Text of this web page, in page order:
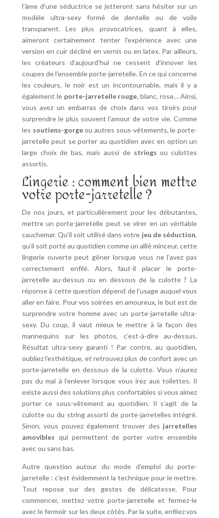
l’âme d’une séductrice se jetteront sans hésiter sur un
modèle ultra-sexy formé de dentelle ou de voile
transparent. Les plus provocatrices, quant à elles,
aimeront certainement tenter l’expérience avec une
version en cuir décliné en vernis ou en latex. Par ailleurs,
les créateurs d’aujourd’hui ne cessent d’innover les
coupes de l’ensemble porte-jarretelle. En ce qui concerne
les couleurs, le noir est un incontournable, mais il y a
également le porte-jarretelle rouge, blanc, rose… Ainsi,
vous avez un embarras de choix dans vos tiroirs pour
surprendre le plus souvent l’amour de votre vie. Comme
les soutiens-gorgeou autres sous-vêtements, le porte-
jarretelle peut se porter au quotidien avec en option un
large choix de bas, mais aussi de strings ou culottes
assortis.
Lingerie : comment bien mettre
votre porte-jarretelle ?
De nos jours, et particulièrement pour les débutantes,
mettre un porte-jarretelle peut se virer en un véritable
cauchemar. Qu’il soit utilisé dans votre jeu de séduction,
qu’il soit porté au quotidien comme un allié minceur, cette
lingerie ouverte peut gêner lorsque vous ne l’avez pas
correctement enfilé. Alors, faut-il placer le porte-
jarretelle au-dessus ou en dessous de la culotte ? La
réponse à cette question dépend de l’usage auquel vous
aller en faire. Pour vos soirées en amoureux, le but est de
surprendre votre homme avec un porte-jarretelle ultra-
sexy. Du coup, il vaut mieux le mettre à la façon des
mannequins sur les photos, c’est-à-dire au-dessus.
Résultat ultra-sexy garanti ! Par contre, au quotidien,
oubliez l’esthétique, et retrouvez plus de confort avec un
porte-jarretelle en dessous de la culotte. Vous n’aurez
pas du mal à l’enlever lorsque vous irez aux toilettes. Il
existe aussi des solutions plus confortables si vous aimez
porter ce sous-vêtement au quotidien. Il s’agit de la
culotte ou du string assorti de porte-jarretelles intégré.
Sinon, vous pouvez également trouver des jarretelles
amovibles qui permettent de porter votre ensemble
avec ou sans bas.
Autre question autour du mode d’emploi du porte-
jarretelle : c’est évidemment la technique pour le mettre.
Tout repose sur des gestes de délicatesse. Pour
commencer, mettez votre porte-jarretelle et fermez-le
avec le fermoir sur les deux côtés. Par la suite, enfilez vos